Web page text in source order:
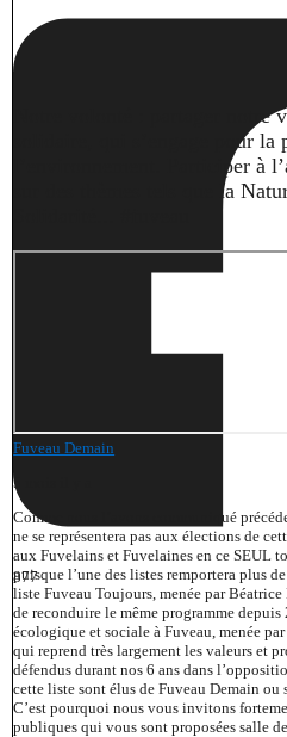
877
Notre volonté : partager notre
solidaire, qui s’engage pour la
l’environnement. Participer à
sur des thèmes tels que la
Fuveau Demain
5 mois il y a
Comme nous l’avons communiqué
ne se représentera pas aux élections de
aux Fuvelains et Fuvelaines en ce SEUL
puisque l’une des listes remportera plus
liste Fuveau Toujours, menée par
de reconduire le même programme depuis
écologique et sociale à Fuveau, menée
qui reprend très largement les valeurs et
défendus durant nos 6 ans dans
cette liste sont élus de Fuveau Demain
C’est pourquoi nous vous invitons
publiques qui vous sont proposées salle